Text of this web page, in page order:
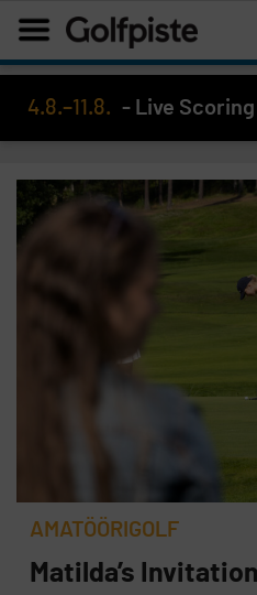
4.8.–11.8. - Live
AMATÖÖRIGOLF
Matilda’s